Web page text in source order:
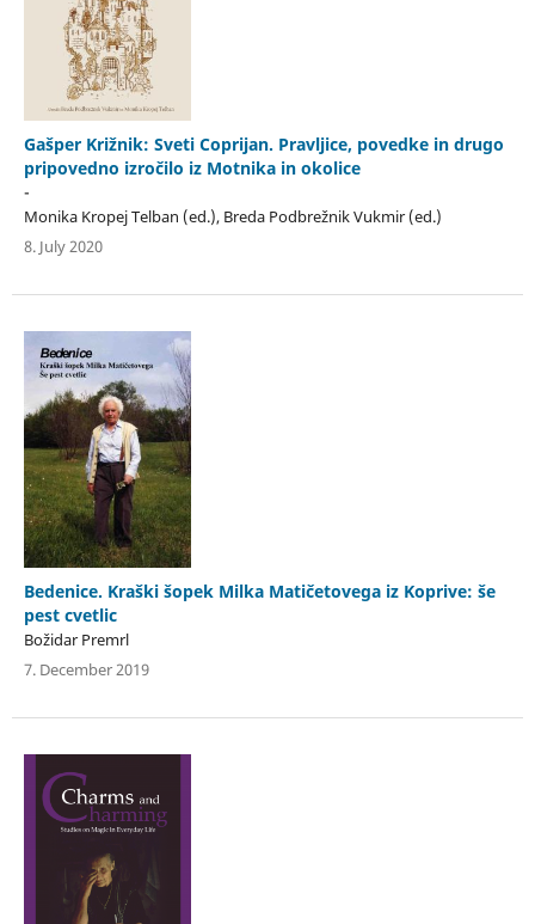
Gašper Križnik: Sveti Coprijan. Pravljice, povedke in drugo
pripovedno izročilo iz Motnika in okolice
-
Monika Kropej Telban (ed.), Breda Podbrežnik Vukmir (ed.)
8. July 2020
Bedenice. Kraški šopek Milka Matičetovega iz Koprive: še
pest cvetlic
Božidar Premrl
7. December 2019